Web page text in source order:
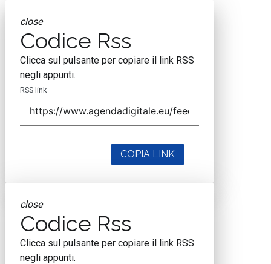
close
Codice Rss
Clicca sul pulsante per copiare il link RSS
negli appunti.
RSS link
COPIA LINK
close
Codice Rss
Clicca sul pulsante per copiare il link RSS
negli appunti.